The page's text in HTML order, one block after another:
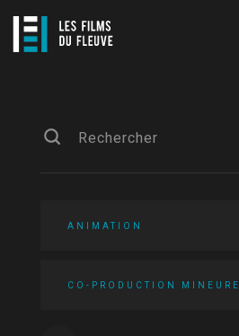
ANIMATION
CO-PRODUCTION MINEURE